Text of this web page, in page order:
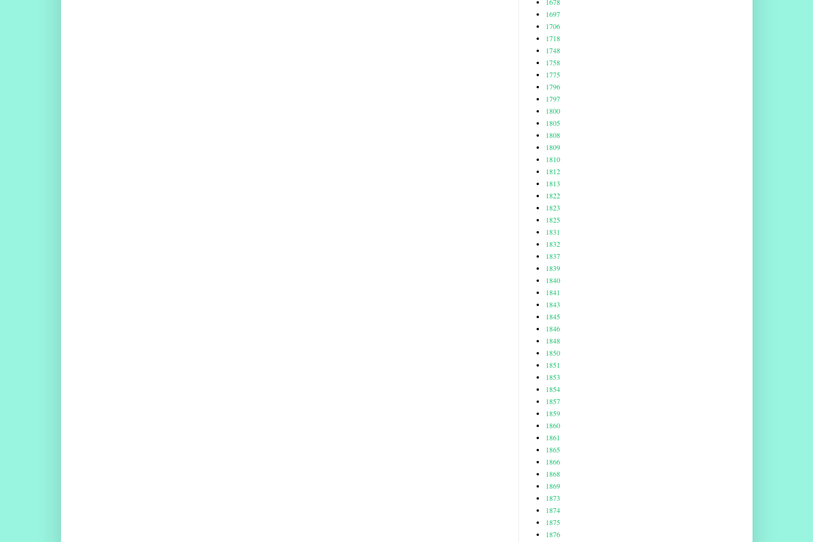
1697
1706
1718
1748
1758
1775
1796
1797
1800
1805
1808
1809
1810
1812
1813
1822
1823
1825
1831
1832
1837
1839
1840
1841
1843
1845
1846
1848
1850
1851
1853
1854
1857
1859
1860
1861
1865
1866
1868
1869
1873
1874
1875
1876